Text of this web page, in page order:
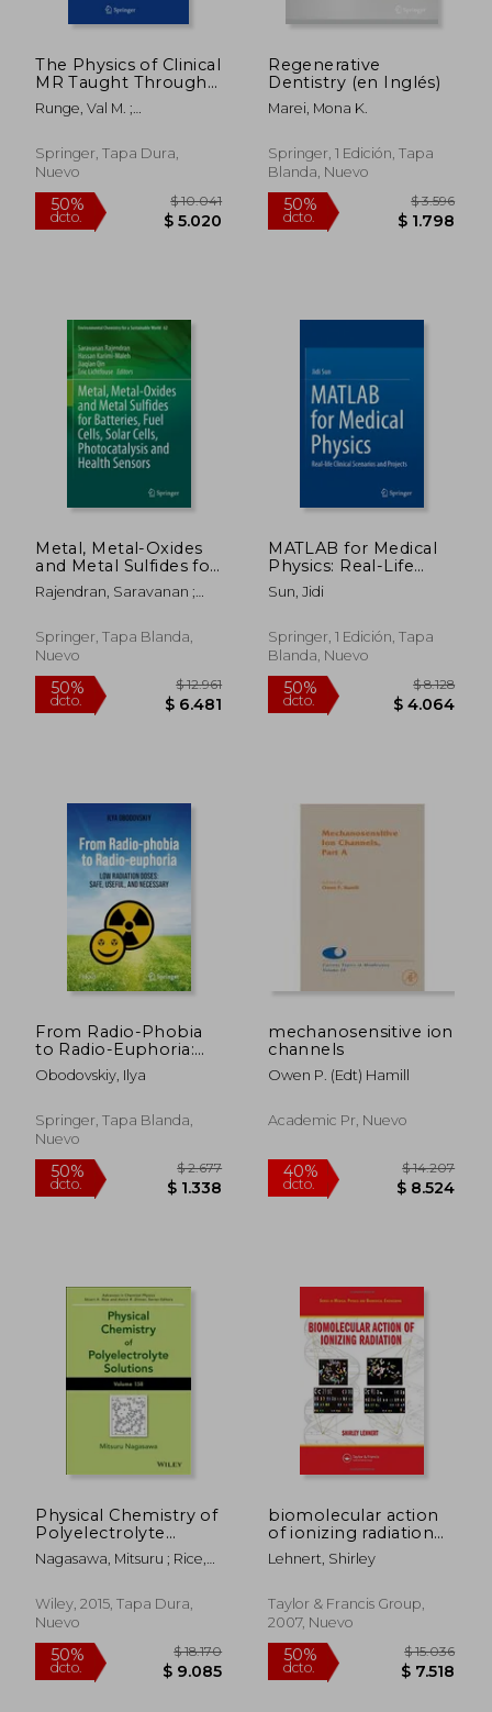
The Physics of Clinical
MR Taught Through
Images (en Inglés)
Runge, Val M. ;
Springer, Tapa Dura,
Nuevo
50%
dcto. $ 5.020
Regenerative
Dentistry (en Inglés)
Marei, Mona K.
Springer, 1 Edición, Tapa
Blanda, Nuevo
50%
dcto. $
Metal, Metal-Oxides
and Metal Sulfides for
Batteries, Fuel Cells,
Solar Cells,
Health Sensors (en
Inglés)
Rajendran, Saravanan ;
Jiaqian
Springer, Tapa Blanda,
Nuevo
50% $ 12.961
MATLAB for Medical
Physics: Real-Life
Clinical Scenarios and
Projects (en Inglés)
Sun, Jidi
Springer, 1 Edición, Tapa
Blanda, Nuevo
50%
From Radio-Phobia
to Radio-Euphoria:
Low Radiation Doses:
Safe, Useful, and
Obodovskiy, Ilya
Springer, Tapa Blanda,
Nuevo
mechanosensitive ion
channels
Owen P. (edt) Hamill
Academic Pr, Nuevo
Physical Chemistry of
Polyelectrolyte
Solutions, Volume 158
(en Inglés)
Nagasawa, Mitsuru ; Rice,
Wiley, 2015, Tapa Dura,
Nuevo
biomolecular action
of ionizing radiation
(en Inglés)
Lehnert, Shirley
Taylor & Francis Group,
2007, Nuevo